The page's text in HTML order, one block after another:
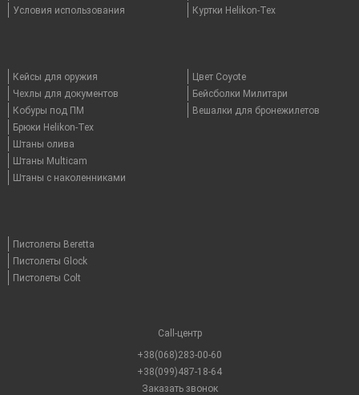
Условия использования
Куртки Helikon-Tex
Кейсы для оружия
Чехлы для документов
Кобуры под ПМ
Брюки Helikon-Tex
Штаны олива
Штаны Multicam
Штаны с наколенниками
Цвет Coyote
Бейсболки Милитари
Вешалки для бронежилетов
Пистолеты Beretta
Пистолеты Glock
Пистолеты Colt
Call-центр
+38(068)283-00-60
+38(099)487-18-64
Заказать звонок